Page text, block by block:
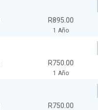
R895.00
1 Año
R750.00
1 Año
R750.00